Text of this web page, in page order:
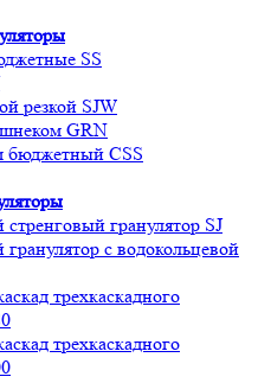
SS
резкой SJW
GRN
бюджетный CSS
гранулятор SJ
с водокольцевой
трехкаскадного
трехкаскадного